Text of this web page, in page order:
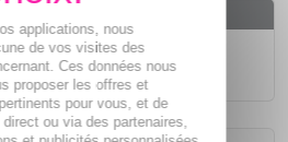
dès55€
Chronoposten 24h*
applications, nous
de vos visites des
Ces données nous
proposer les offres et
pour vous, et de
ou via des partenaires,